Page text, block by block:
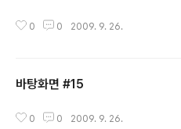
0 0 2009. 9. 26.
바탕화면 #15
0 0 2009. 9. 26.